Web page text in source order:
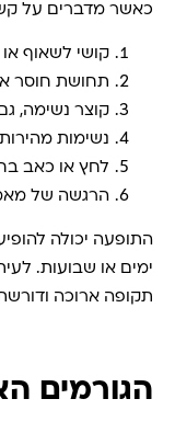
כאשר מדברים על
קושי לשאוף או
תחושת חוסר
קוצר נשימה,
נשימות
לחץ או כאב
הרגשה של
התופעה יכולה
ימים או שבועות.
תקופה ארוכה ודורשת
הגורמים